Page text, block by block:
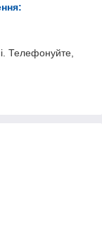
Телефонуйте,